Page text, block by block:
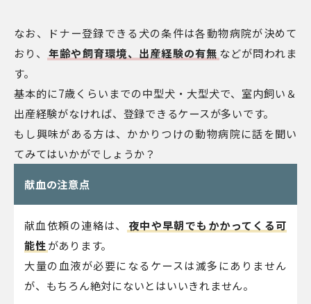
なお、ドナー登録できる犬の条件は各動物病院が決めて
おり、
年齢や飼育環境、出産経験の有無 などが問われま
す。
基本的に7歳くらいまでの中型犬・大型犬で、室内飼い＆
出産経験がなければ、登録できるケースが多いです。
もし興味がある方は、かかりつけの動物病院に話を聞い
てみてはいかがでしょうか？
献血の注意点
献血依頼の連絡は、
夜中や早朝でもかかってくる可
能性があります。
大量の血液が必要になるケースは滅多にありません
が、もちろん絶対にないとはいいきれません。